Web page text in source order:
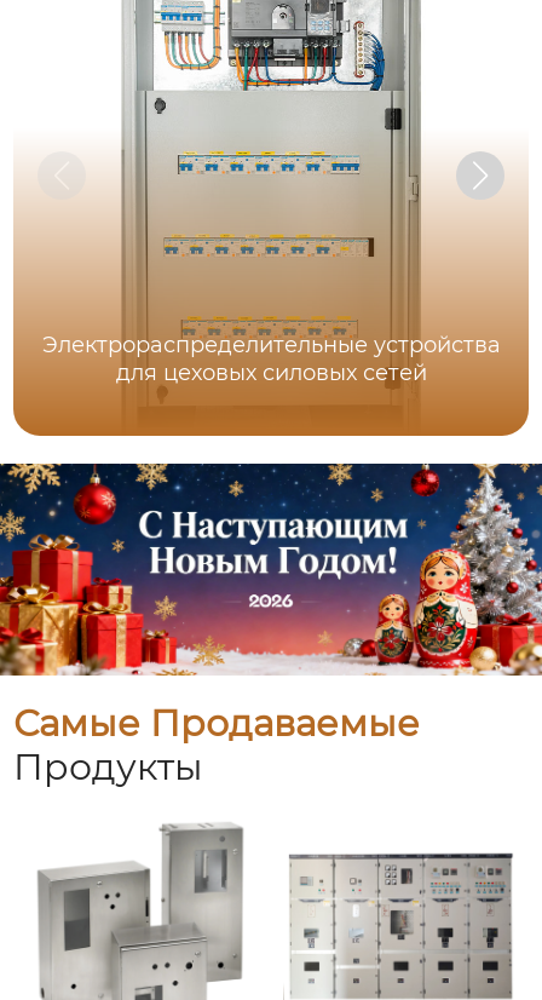
Электрораспределительные устройства
для цеховых силовых сетей
Самые Продаваемые
Продукты